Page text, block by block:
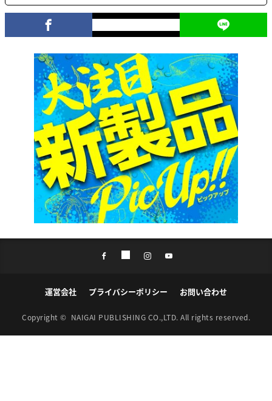
運営会社 プライバシーポリシー お問い合わせ
Copyright © NAIGAI PUBLISHING CO.,LTD. All rights reserved.